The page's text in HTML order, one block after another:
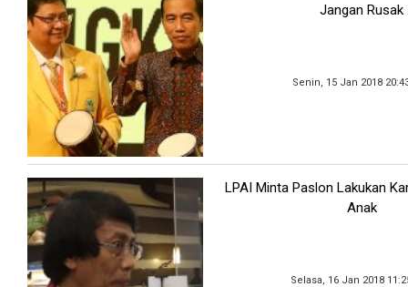
Jangan Rusak
Senin, 15 Jan 2018
LPAI Minta Paslon Lakukan
Anak
Selasa, 16 Jan 2018